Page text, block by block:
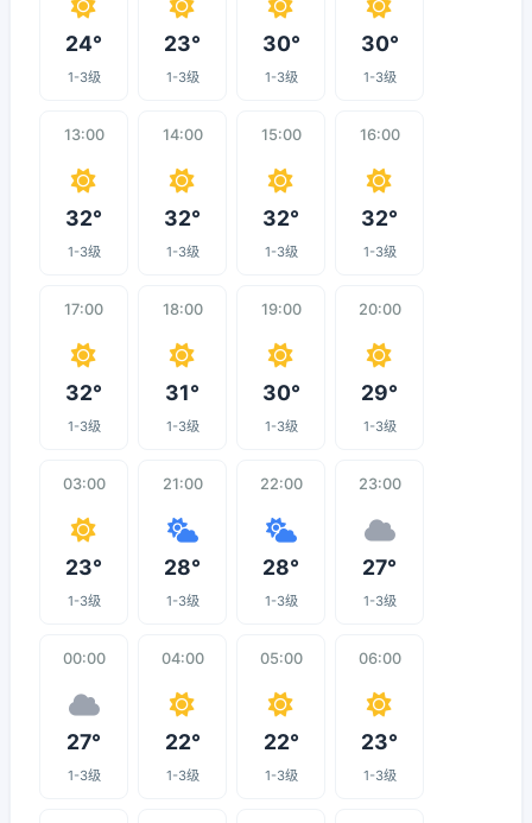
24°
1-3级
23°
1-3级
30°
1-3级
30°
1-3级
13:00
32°
1-3级
14:00
32°
1-3级
15:00
32°
1-3级
16:00
32°
1-3级
17:00
32°
1-3级
18:00
31°
1-3级
19:00
30°
1-3级
20:00
29°
1-3级
03:00
23°
1-3级
21:00
28°
1-3级
22:00
28°
1-3级
23:00
27°
1-3级
00:00
27°
1-3级
04:00
22°
1-3级
05:00
22°
1-3级
06:00
23°
1-3级